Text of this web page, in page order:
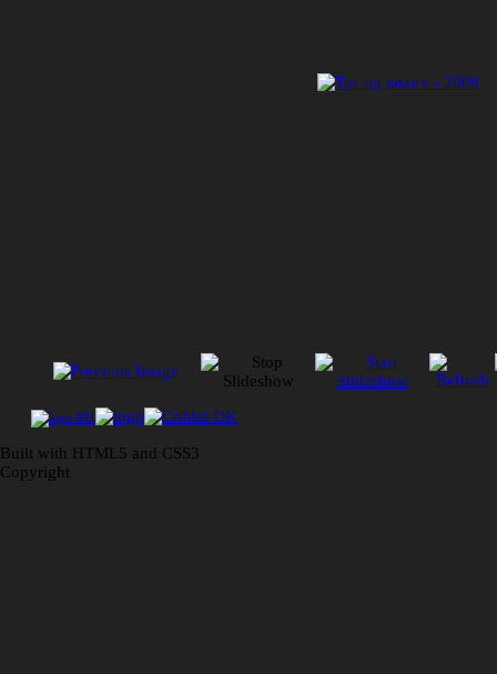
Built with HTML5 and CSS3
Copyright